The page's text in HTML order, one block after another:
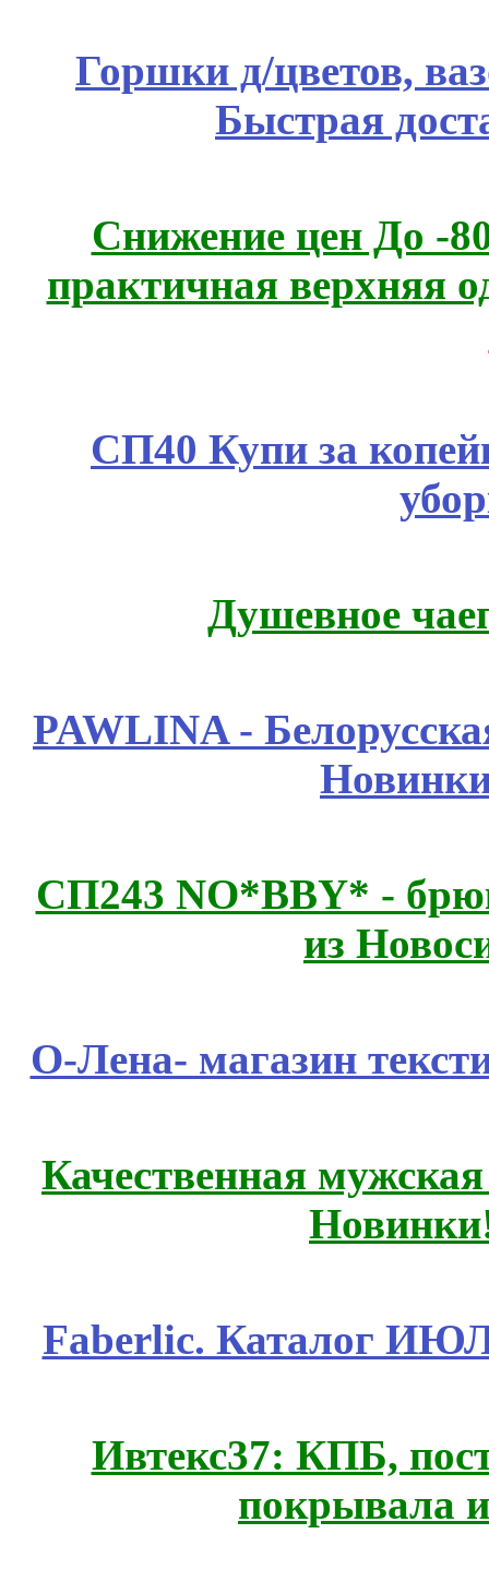
Горшки д/цветов,
Быстрая
Снижение цен До -
практичная верхняя
СП40 Купи за
Душевное
PAWLINA -
СП243 NO*BBY* -
из
О-Лена- магазин
Качественная
Faberlic. Каталог
Ивтекс37: КПБ,
покрывала